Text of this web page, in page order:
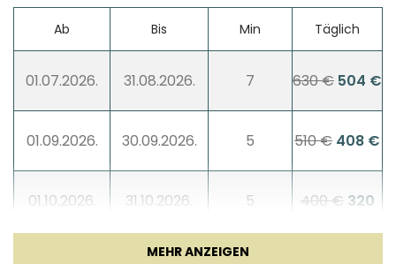
Geschirrspüler
Geschirr
Rührgerät
Ab Bis Min Täglich
01.07.2026. 31.08.2026. 7 630 € 504 €
01.09.2026. 30.09.2026. 5 510 € 408 €
01.10.2026. 31.10.2026. 5 400 € 320